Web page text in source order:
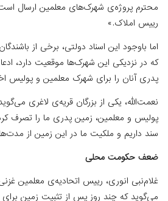
محترم پروژه‌ی شهرک‌های معلمین ارسال است.
رییس املاک.»
اما باوجود این اسناد دولتی، برخی از
که در نزدیکی این شهرک‌ها موقعیت دارد،
پدری آنان را برای شهرک معلمین و پولیس
‌نعمت‌الله، یکی از بزرگان قریه‌ی لاغری
پولیس و معلمین، زمین پدری ما را تصرف
سند داریم و ملکیت ما در این زمین از
ضعف حکومت محلی
غلام‌نبی انوری، رییس اتحادیه‌ی معلمین
می‌گوید که چند روز پس از تثبیت زمین برای